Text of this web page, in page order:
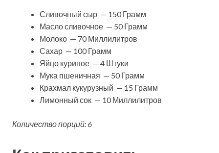
Сливочный сыр — 150 Грамм
Масло сливочное — 50 Грамм
Молоко — 70 Миллилитров
Сахар — 100 Грамм
Яйцо куриное — 4 Штуки
Мука пшеничная — 50 Грамм
Крахмал кукурузный — 15 Грамм
Лимонный сок — 10 Миллилитров
Количество порций: 6